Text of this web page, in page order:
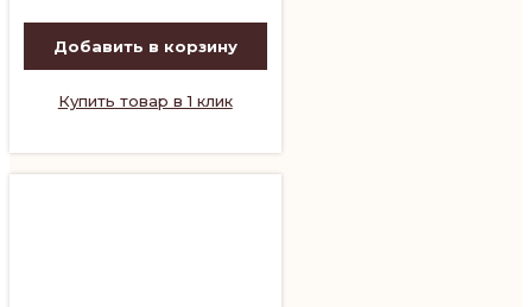
Добавить в корзину
Купить товар в 1 клик